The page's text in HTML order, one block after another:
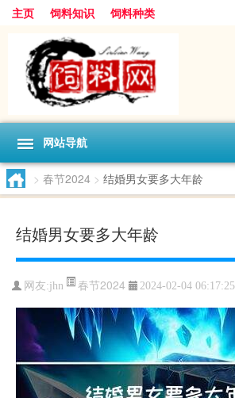
主页 饲料知识 饲料种类
网站导航
> 春节2024 > 结婚男女要多大年龄
结婚男女要多大年龄
网友:jhn 春节2024 2024-02-04 06:17:25